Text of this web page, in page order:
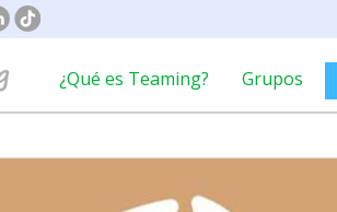
¿Qué es Teaming? Grupos